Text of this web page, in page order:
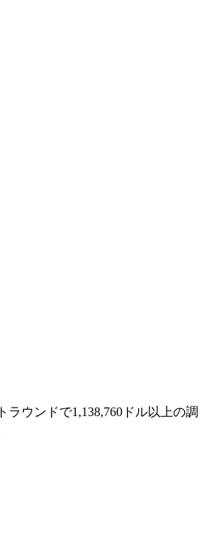
ラウンドで1,138,760ドル以上の調